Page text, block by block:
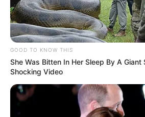
GOOD TO KNOW THIS
She Was Bitten In Her Sleep By A
Shocking Video